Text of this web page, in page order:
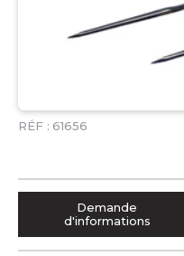
RÉF : 61656
Demande
d'informations